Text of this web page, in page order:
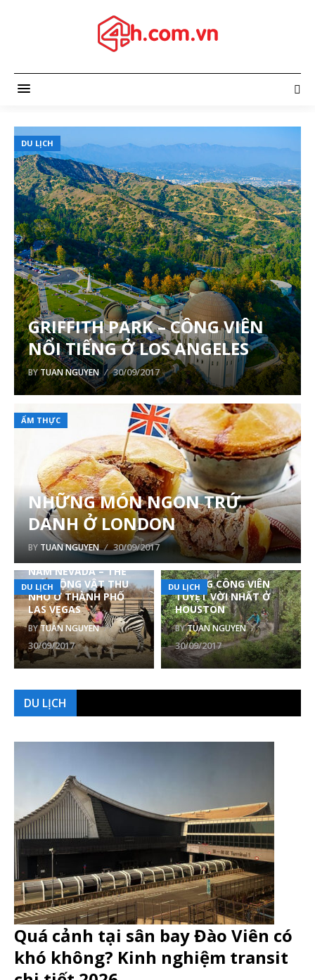
DU LỊCH
GRIFFITH PARK – CÔNG VIÊN
NỔI TIẾNG Ở LOS ANGELES
BYTUAN NGUYEN 30/09/2017
ẨM THỰC
NHỮNG MÓN NGON TRỨ
DANH Ở LONDON
BY TUAN NGUYEN 30/09/2017
DU LỊCH
NAM NEVADA – THẾ
GIỚI ĐỘNG VẬT THU
NHỎ Ở THÀNH PHỐ
LAS VEGAS
BYTUAN NGUYEN
30/09/2017
DU LỊCH
NHỮNG CÔNG VIÊN
TUYỆT VỜI NHẤT Ở
HOUSTON
BYTUAN NGUYEN
30/09/2017
DU LỊCH
Quá cảnh tại sân bay Đào Viên có
khó không? Kinh nghiệm transit